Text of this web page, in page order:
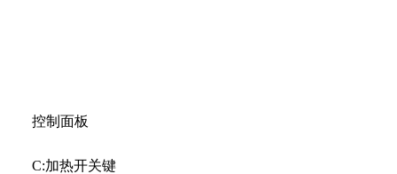
控制面板
C:加热开关键